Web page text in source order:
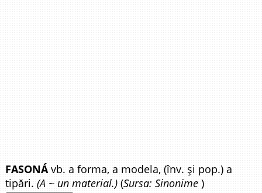
FASONÁvb. a forma, a modela, (înv. și pop.) a
tipări.(A ~ un material.) (Sursa: Sinonime )